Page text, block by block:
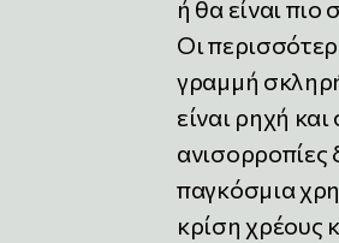
ή θα είναι
Οι
γραμμή
είναι ρηχή
ανισορροπίες
παγκόσμια
κρίση χρέους